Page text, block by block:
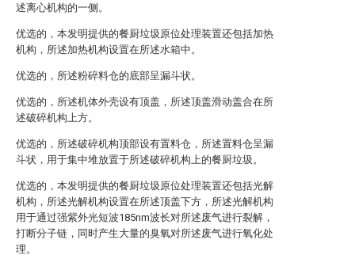
述离心机构的一侧。
优选的，本发明提供的餐厨垃圾原位处理装置还包括加热
机构，所述加热机构设置在所述水箱中。
优选的，所述粉碎料仓的底部呈漏斗状。
优选的，所述机体外壳设有顶盖，所述顶盖滑动盖合在所
述破碎机构上方。
优选的，所述破碎机构顶部设有置料仓，所述置料仓呈漏
斗状，用于集中堆放置于所述破碎机构上的餐厨垃圾。
优选的，本发明提供的餐厨垃圾原位处理装置还包括光解
机构，所述光解机构设置在所述顶盖下方，所述光解机构
用于通过强紫外光短波185nm波长对所述废气进行裂解，
打断分子链，同时产生大量的臭氧对所述废气进行氧化处
理。